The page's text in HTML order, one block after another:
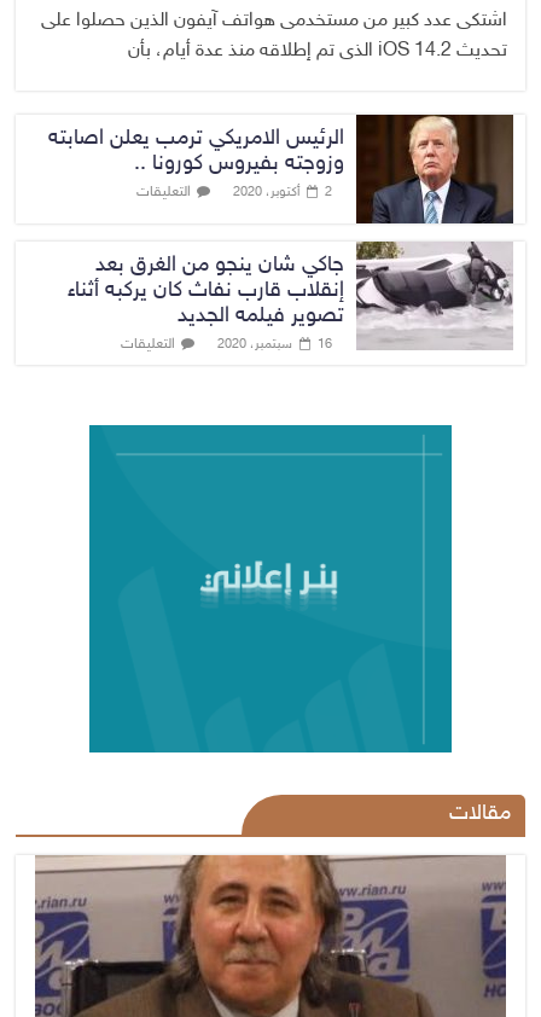
اشتكى عدد كبير من مستخدمى هواتف آيفون الذين حصلوا على
تحديث iOS 14.2 الذى تم إطلاقه منذ عدة أيام، بأن
الرئيس الامريكي ترمب يعلن اصابته
وزوجته بفيروس كورونا ..
2 أكتوبر، 2020 التعليقات
جاكي شان ينجو من الغرق بعد
إنقلاب قارب نفاث كان يركبه أثناء
تصوير فيلمه الجديد
16 سبتمبر، 2020 التعليقات
مقالات